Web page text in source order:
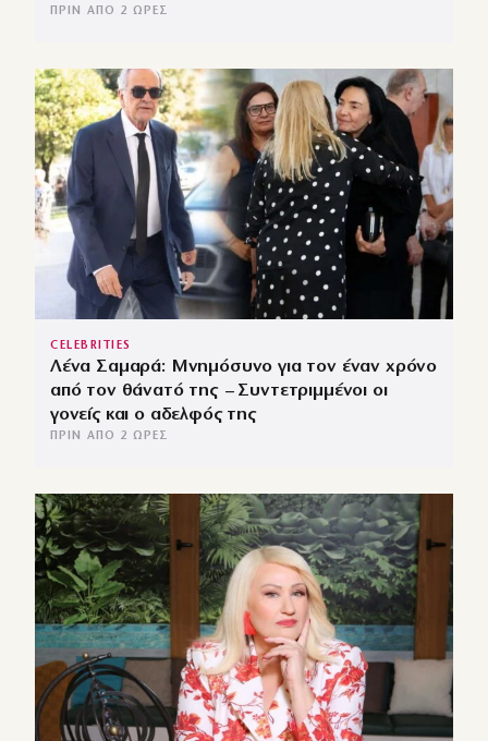
ΠΡΙΝ ΑΠΌ 2 ΏΡΕΣ
CELEBRITIES
Λένα Σαμαρά: Μνημόσυνο για τον έναν χρόνο
από τον θάνατό της – Συντετριμμένοι οι
γονείς και ο αδελφός της
ΠΡΙΝ ΑΠΌ 2 ΏΡΕΣ